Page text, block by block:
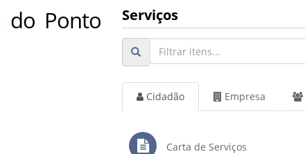
do Ponto
Serviços
Cidadão Empresa
Carta de Serviços